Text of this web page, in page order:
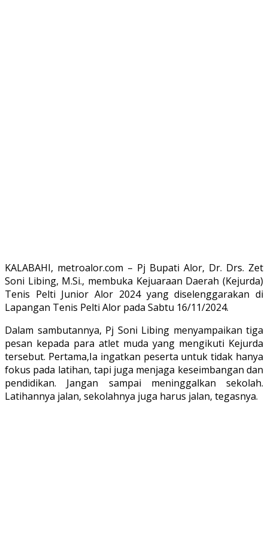
KALABAHI, metroalor.com – Pj Bupati Alor, Dr. Drs. Zet
Soni Libing, M.Si., membuka Kejuaraan Daerah (Kejurda)
Tenis Pelti Junior Alor 2024 yang diselenggarakan di
Lapangan Tenis Pelti Alor pada Sabtu 16/11/2024.
Dalam sambutannya, Pj Soni Libing menyampaikan tiga
pesan kepada para atlet muda yang mengikuti Kejurda
tersebut. Pertama,Ia ingatkan peserta untuk tidak hanya
fokus pada latihan, tapi juga menjaga keseimbangan dan
pendidikan. Jangan sampai meninggalkan sekolah.
Latihannya jalan, sekolahnya juga harus jalan, tegasnya.